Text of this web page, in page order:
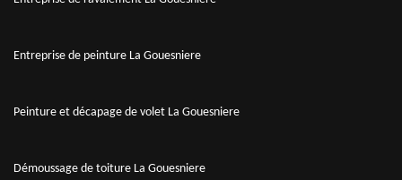
Entreprise de peinture La Gouesniere
Peinture et décapage de volet La Gouesniere
Démoussage de toiture La Gouesniere